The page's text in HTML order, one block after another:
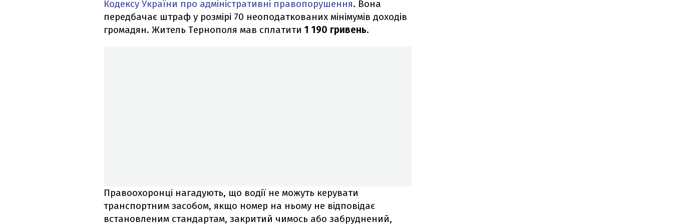
Кодексу України про адміністративні правопорушення. Вона
передбачає штраф у розмірі 70 неоподаткованих мінімумів доходів
громадян. Житель Тернополя мав сплатити 1 190 гривень.
Правоохоронці нагадують, що водії не можуть керувати
транспортним засобом, якщо номер на ньому не відповідає
встановленим стандартам, закритий чимось або забруднений,